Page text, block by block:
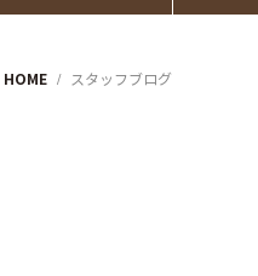
HOME スタッフブログ